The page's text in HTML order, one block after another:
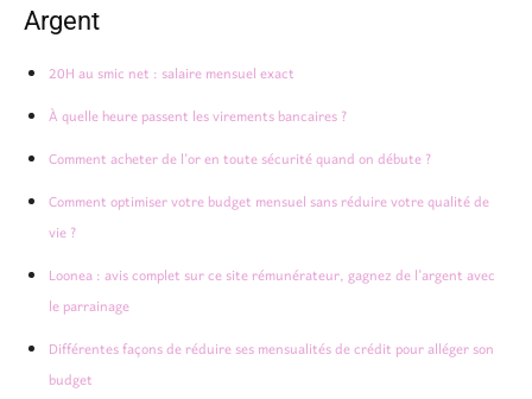
Argent
20H au smic net : salaire mensuel exact
À quelle heure passent les virements bancaires ?
Comment acheter de l’or en toute sécurité quand on débute ?
Comment optimiser votre budget mensuel sans réduire votre qualité de
vie ?
Loonea : avis complet sur ce site rémunérateur, gagnez de l’argent avec
le parrainage
Différentes façons de réduire ses mensualités de crédit pour alléger son
budget